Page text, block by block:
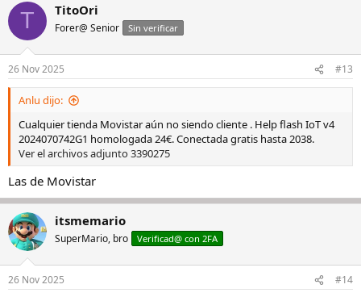
T TitoOri
Forer@ Senior Sin verificar
26 Nov 2025 #13
Anlu dijo:
Cualquier tienda Movistar aún no siendo cliente . Help flash IoT v4
2024070742G1 homologada 24€. Conectada gratis hasta 2038.
Ver el archivos adjunto 3390275
Las de Movistar
itsmemario
SuperMario, bro Verificad@ con 2FA
26 Nov 2025 #14